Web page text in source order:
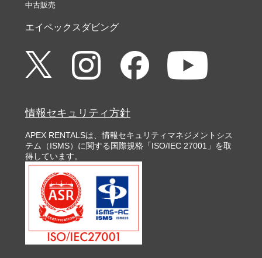
中古販売
エイペックスダビング
情報セキュリティ方針
APEX RENTALSは、情報セキュリティマネジメントシス
テム（ISMS）に関する国際規格「ISO/IEC 27001」を取
得しています。